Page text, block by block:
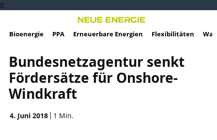
Bioenergie PPA Erneuerbare Energien Flexibilitäten
Bundesnetzagentur senkt
Fördersätze für Onshore-
Windkraft
4. Juni 2018 1 Min.